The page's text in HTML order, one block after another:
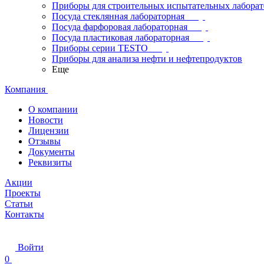
Приборы для строительных испытательных
Посуда стеклянная лабораторная
Посуда фарфоровая лабораторная
Посуда пластиковая лабораторная
Приборы серии TESTO
Приборы для анализа нефти и нефтепродуктов
Еще
Компания
О компании
Новости
Лицензии
Отзывы
Документы
Реквизиты
Акции
Проекты
Статьи
Контакты
Войти
0